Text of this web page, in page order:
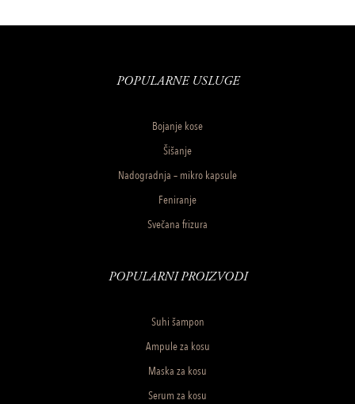
POPULARNE USLUGE
Bojanje kose
Šišanje
Nadogradnja – mikro kapsule
Feniranje
Svečana frizura
POPULARNI PROIZVODI
Suhi šampon
Ampule za kosu
Maska za kosu
Serum za kosu